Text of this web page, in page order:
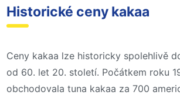
Historické ceny kakaa
Ceny kakaa lze historicky spolehlivě
od 60. let 20. století. Počátkem roku
obchodovala tuna kakaa za 700